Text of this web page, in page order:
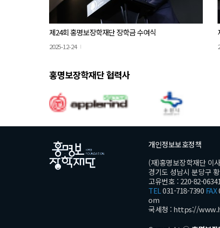
제24회 홍명보장학재단 장학금 수여식
2025-12-24
홍명보장학재단 협력사
개인정보보호정책
(재)홍명보장학재단 이
경기도 성남시 분당구
고유번호 : 220-82-
TEL031-718-7390 FAX
om
국세청 : https://